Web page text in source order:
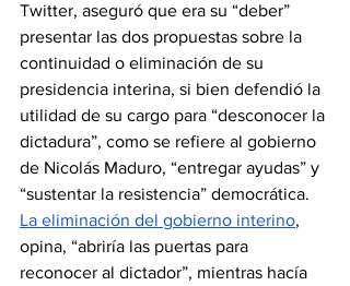
Twitter, aseguró que era su “deber”
presentar las dos propuestas sobre la
continuidad o eliminación de su
presidencia interina, si bien defendió la
utilidad de su cargo para “desconocer la
dictadura”, como se refiere al gobierno
de Nicolás Maduro, “entregar ayudas” y
“sustentar la resistencia” democrática.
La eliminación del gobierno interino,
opina, “abriría las puertas para
reconocer al dictador”, mientras hacía